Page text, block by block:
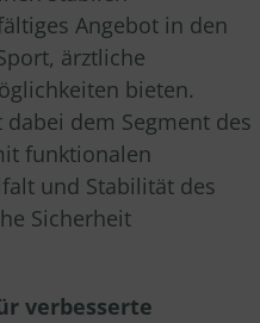
Angebot in den
ärztliche
bieten.
dem Segment des
funktionalen
und Stabilität des
Sicherheit
verbesserte